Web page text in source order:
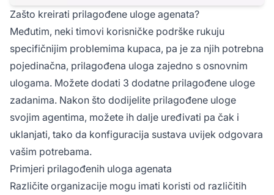
Zašto kreirati prilagođene uloge agenata?
Međutim, neki timovi korisničke podrške rukuju
specifičnijim problemima kupaca, pa je za njih potrebna
pojedinačna, prilagođena uloga zajedno s osnovnim
ulogama. Možete dodati 3 dodatne prilagođene uloge
zadanima. Nakon što dodijelite prilagođene uloge
svojim agentima, možete ih dalje uređivati pa čak i
uklanjati, tako da konfiguracija sustava uvijek odgovara
vašim potrebama.
Primjeri prilagođenih uloga agenata
Različite organizacije mogu imati koristi od različitih